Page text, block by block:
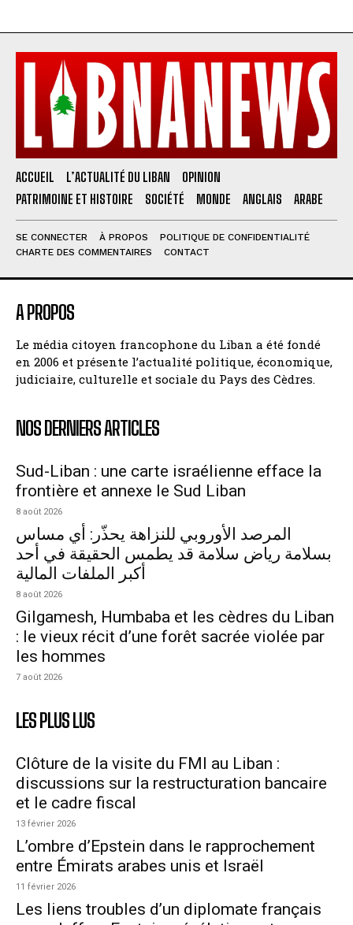
ACCUEIL L’ACTUALITÉ DU LIBAN
OPINION
PATRIMOINE ET HISTOIRE
SOCIÉTÉ MONDE ANGLAIS ARABE
SE CONNECTER À PROPOS
POLITIQUE DE CONFIDENTIALITÉ
CHARTE DES COMMENTAIRES
CONTACT
A PROPOS
Le média citoyen francophone du Liban a été fondé
en 2006 et présente l’actualité politique, économique,
judiciaire, culturelle et sociale du Pays des Cèdres.
NOS DERNIERS ARTICLES
Sud-Liban : une carte israélienne efface la
frontière et annexe le Sud Liban
8 août 2026
المرصد الأوروبي للنزاهة يحذّر: أي مساس
بسلامة رياض سلامة قد يطمس الحقيقة في أحد
أكبر الملفات المالية
8 août 2026
Gilgamesh, Humbaba et les cèdres du Liban
: le vieux récit d’une forêt sacrée violée par
les hommes
7 août 2026
LES PLUS LUS
Clôture de la visite du FMI au Liban :
discussions sur la restructuration bancaire
et le cadre fiscal
13 février 2026
L’ombre d’Epstein dans le rapprochement
entre Émirats arabes unis et Israël
11 février 2026
Les liens troubles d’un diplomate français